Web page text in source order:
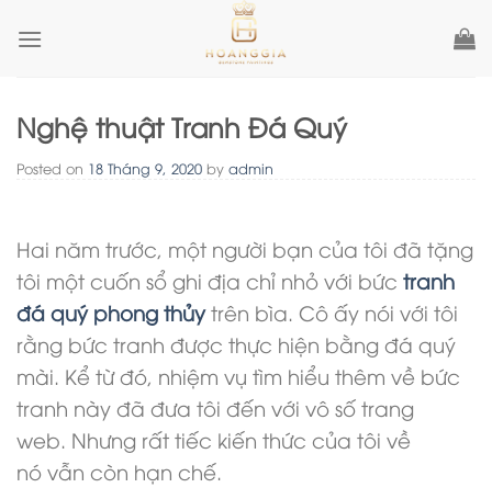
Nghệ thuật Tranh Đá Quý
Posted on 18 Tháng 9, 2020 by admin
Hai năm trước, một người bạn của tôi đã tặng
tôi một cuốn sổ ghi địa chỉ nhỏ với bức tranh
đá quýphong thủy trên bìa. Cô ấy nói với tôi
rằng bức tranh được thực hiện bằng đá quý
mài. Kể từ đó, nhiệm vụ tìm hiểu thêm về bức
tranh này đã đưa tôi đến với vô số trang
web. Nhưng rất tiếc kiến ​​thức của tôi về
nó vẫn còn hạn chế.